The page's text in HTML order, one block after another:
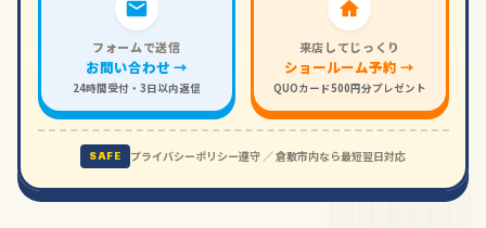
フォームで送信
お問い合わせ →
24時間受付・3日以内返信
来店してじっくり
ショールーム予約 →
QUOカード500円分プレゼント
SAFE プライバシーポリシー遵守 ／ 倉敷市内なら最短翌日対応